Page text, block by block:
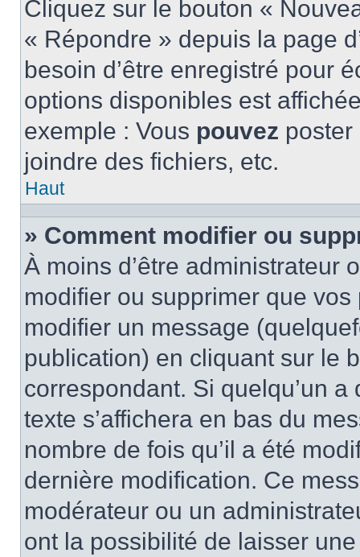
Cliquez sur le bouton «
« Répondre » depuis la page
besoin d’être enregistré pour
options disponibles est
exemple : Vous pouvez
joindre des fichiers, etc.
Haut
» Comment modifier ou
À moins d’être administrateur
modifier ou supprimer que
modifier un message
publication) en cliquant sur le
correspondant. Si quelqu’un
texte s’affichera en bas du
nombre de fois qu’il a été
dernière modification. Ce
modérateur ou un
ont la possibilité de laisser